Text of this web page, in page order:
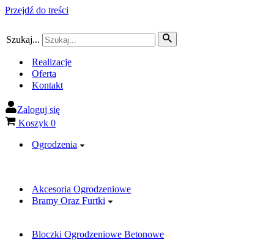
Przejdź do treści
Szukaj...
Realizacje
Oferta
Kontakt
Zaloguj się
Koszyk 0
Ogrodzenia
Akcesoria Ogrodzeniowe
Bramy Oraz Furtki
Bloczki Ogrodzeniowe Betonowe